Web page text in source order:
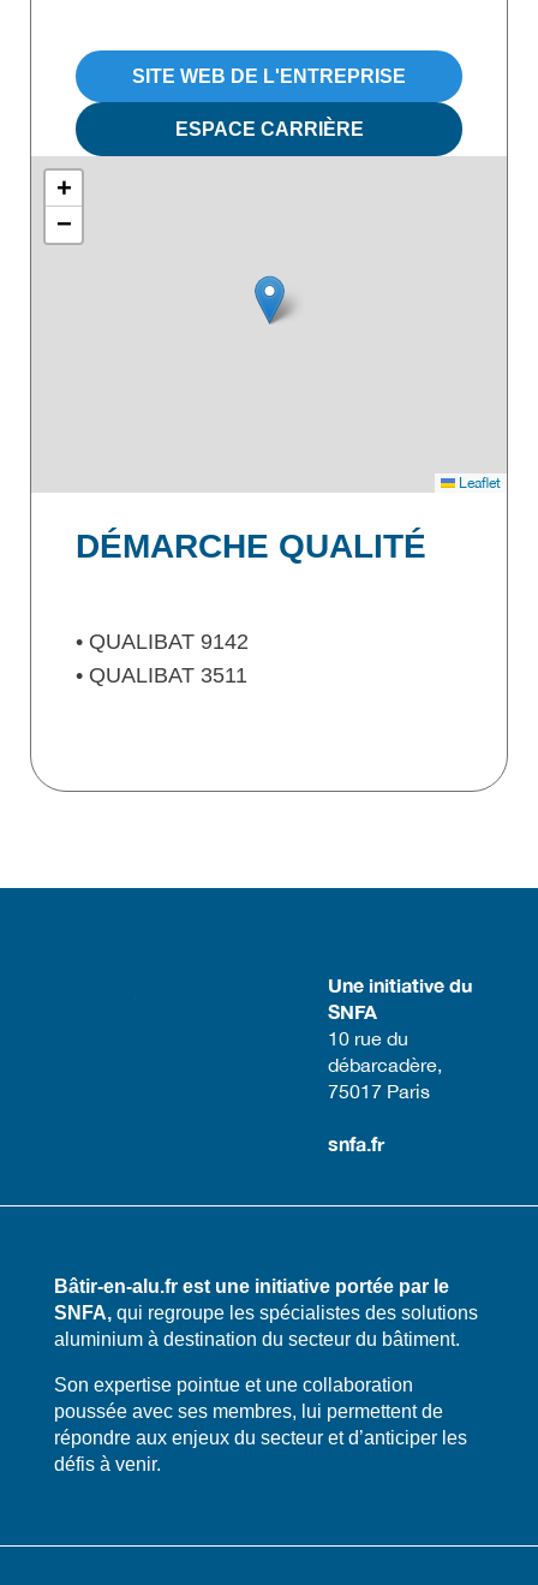
SITE WEB DE L'ENTREPRISE
ESPACE CARRIÈRE
+
−
Leaflet
DÉMARCHE QUALITÉ
• QUALIBAT 9142
• QUALIBAT 3511
Une initiative du
SNFA
​10 rue du
débarcadère,
75017 Paris​
snfa.fr
Bâtir-en-alu.fr est une initiative portée par le
SNFA,qui regroupe les spécialistes des solutions
aluminium à destination du secteur du bâtiment.
​​Son expertise pointue et une collaboration
poussée avec ses membres, lui permettent de
répondre aux enjeux du secteur et d’anticiper les
défis à venir.